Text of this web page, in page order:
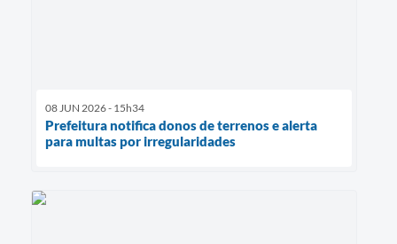
08 JUN 2026 - 15h34
Prefeitura notifica donos de terrenos e alerta
para multas por irregularidades